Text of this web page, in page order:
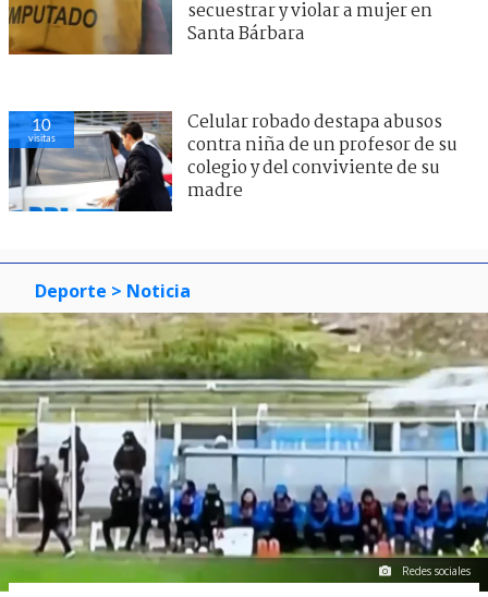
secuestrar y violar a mujer en
Santa Bárbara
10
visitas
Celular robado destapa abusos
contra niña de un profesor de su
colegio y del conviviente de su
madre
Deporte > Noticia
Redes sociales